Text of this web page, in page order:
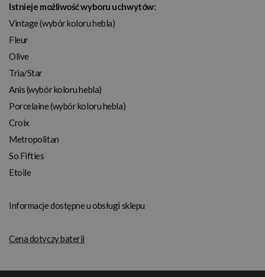
Istnieje możliwość wyboru uchwytów:
Vintage (wybór koloru hebla)
Fleur
Olive
Tria/Star
Anis (wybór koloru hebla)
Porcelaine (wybór koloru hebla)
Croix
Metropolitan
So Fifties
Etoile
Informacje dostępne u obsługi sklepu
Cena dotyczy baterii